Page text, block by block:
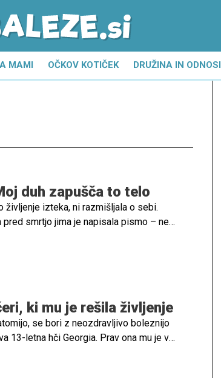
MAMI OČKOV KOTIČEK DRUŽINA IN ODNOSI
duh zapušča to telo
življenje izteka, ni razmišljala o sebi.
smrtjo jima je napisala pismo – ne
ki mu je rešila življenje
se bori z neozdravljivo boleznijo
13-letna hči Georgia. Prav ona mu je v